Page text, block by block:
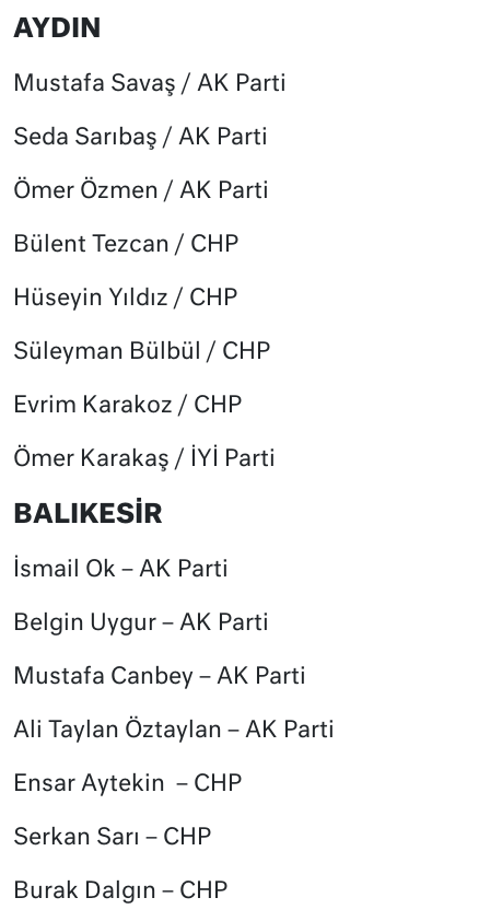
AYDIN
Mustafa Savaş / AK Parti
Seda Sarıbaş / AK Parti
Ömer Özmen / AK Parti
Bülent Tezcan / CHP
Hüseyin Yıldız / CHP
Süleyman Bülbül / CHP
Evrim Karakoz / CHP
Ömer Karakaş / İYİ Parti
BALIKESİR
İsmail Ok – AK Parti
Belgin Uygur – AK Parti
Mustafa Canbey – AK Parti
Ali Taylan Öztaylan – AK Parti
Ensar Aytekin – CHP
Serkan Sarı – CHP
Burak Dalgın – CHP